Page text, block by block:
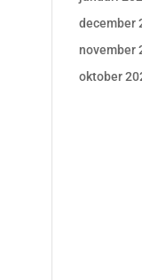
december
november
oktober